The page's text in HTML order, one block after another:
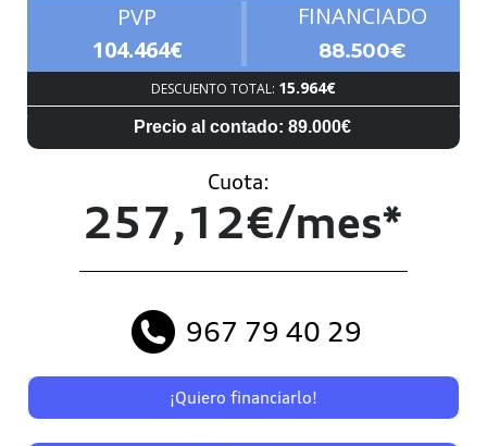
PVP
104.464€
FINANCIADO
88.500€
DESCUENTO TOTAL: 15.964€
Precio al contado: 89.000€
Cuota:
257,12€/mes*
967 79 40 29
¡Quiero financiarlo!